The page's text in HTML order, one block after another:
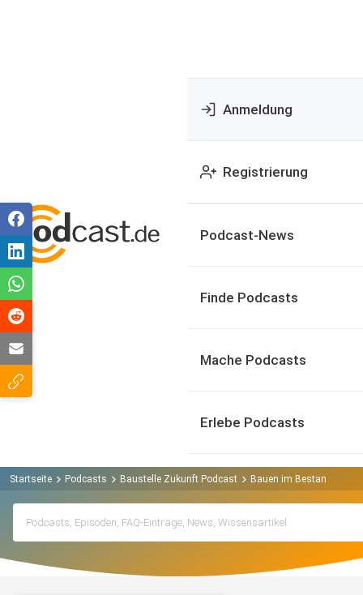
Anmeldung
Registrierung
Podcast-News
Finde Podcasts
Mache Podcasts
Erlebe Podcasts
Startseite Podcasts Baustelle Zukunft Podcast Bauen im Bestand: